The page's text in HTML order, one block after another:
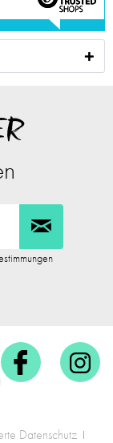
Datenschutz